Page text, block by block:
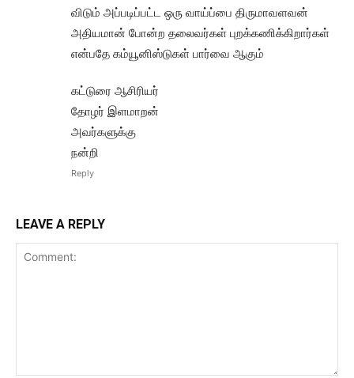
விடும் அப்படிப்பட்ட ஒரு வாய்ப்பை திருமாவளவன்
அதியமான் போன்ற தலைவர்கள் புறக்கணிக்கிறார்கள்
என்பதே கம்யூனிஸ்டுகள் பார்வை ஆகும்
கட்டுரை ஆசிரியர்
தோழர் இளமாறன்
அவர்களுக்கு
நன்றி
Reply
LEAVE A REPLY